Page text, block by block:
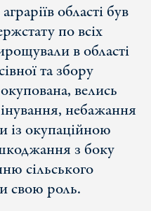
області був
по всіх
в області
та збору
велись
небажання
із окупаційною
з боку
сільського
свою роль.